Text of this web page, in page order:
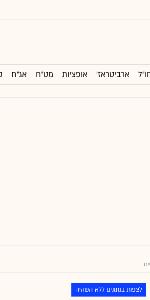
ארביטראז' אופציות מט"ח אג"ח
לצפות בנתונים ללא השהיה